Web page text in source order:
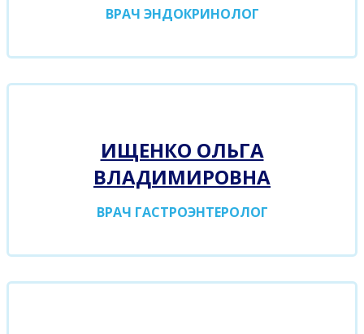
ВРАЧ ЭНДОКРИНОЛОГ
ИЩЕНКО ОЛЬГА
ВЛАДИМИРОВНА
ВРАЧ ГАСТРОЭНТЕРОЛОГ